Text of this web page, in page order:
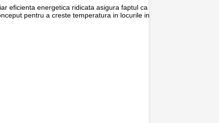
eficienta energetica ridicata asigura faptul ca
pentru a creste temperatura in locurile in